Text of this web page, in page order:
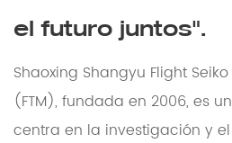
el futuro juntos".
Shaoxing Shangyu Flight
(FTM), fundada en 2006, es
centra en la investigación y